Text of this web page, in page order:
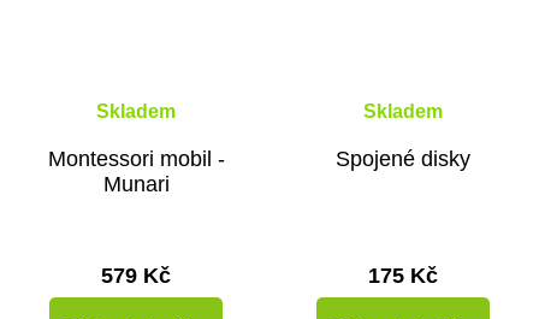
Skladem
Montessori mobil -
Munari
579 Kč
Skladem
Spojené disky
175 Kč